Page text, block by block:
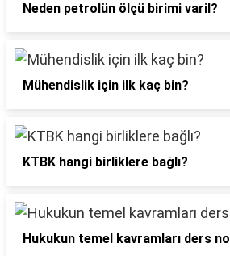
Neden petrolün ölçü birimi varil?
Mühendislik için ilk kaç bin?
KTBK hangi birliklere bağlı?
Hukukun temel kavramları ders